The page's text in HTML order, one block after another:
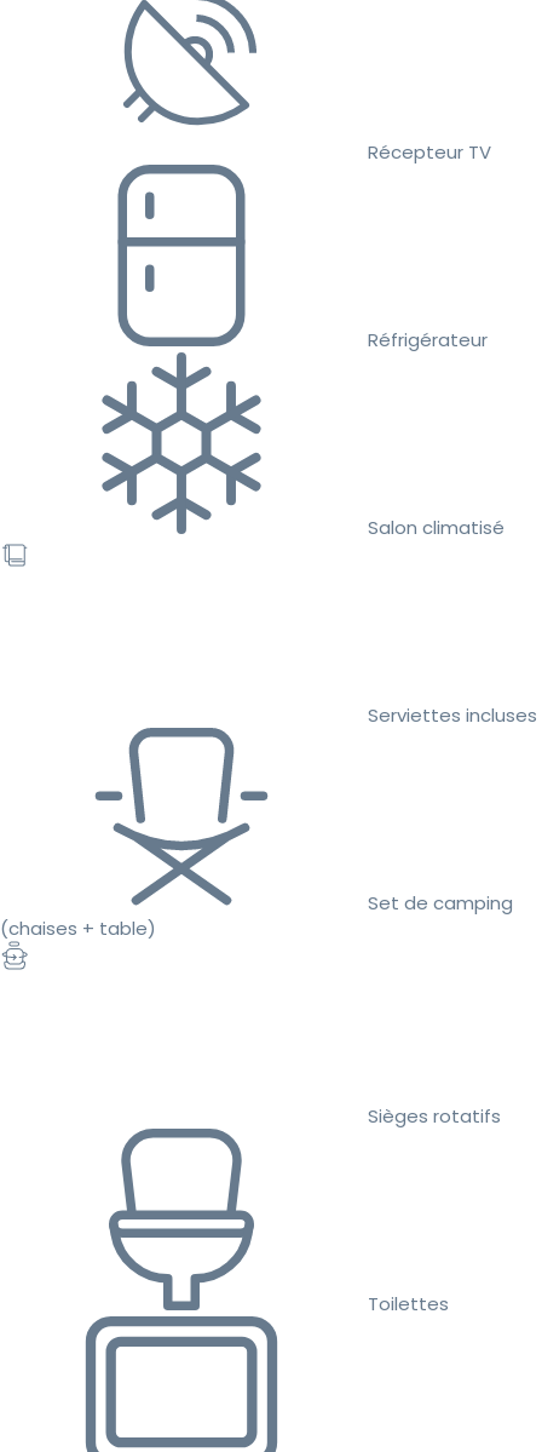
Récepteur TV
Réfrigérateur
Salon climatisé
Serviettes incluses
Set de camping
(chaises + table)
Sièges rotatifs
Toilettes